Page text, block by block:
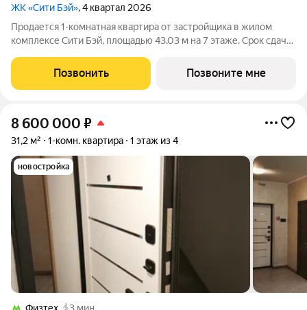
ЖК «Сити Бэй», 4 квартал 2026
Продается 1-комнатная квартира от застройщика в жилом
комплексе Сити Бэй, площадью 43.03 м на 7 этаже. Срок сдачи
настоящий город в городе с отлично развитой
инфраструктурой и собственной
Позвонить Позвоните мне
8 600 000 ₽
31,2 м² 1-комн. квартира 1 этаж из 4
новостройка